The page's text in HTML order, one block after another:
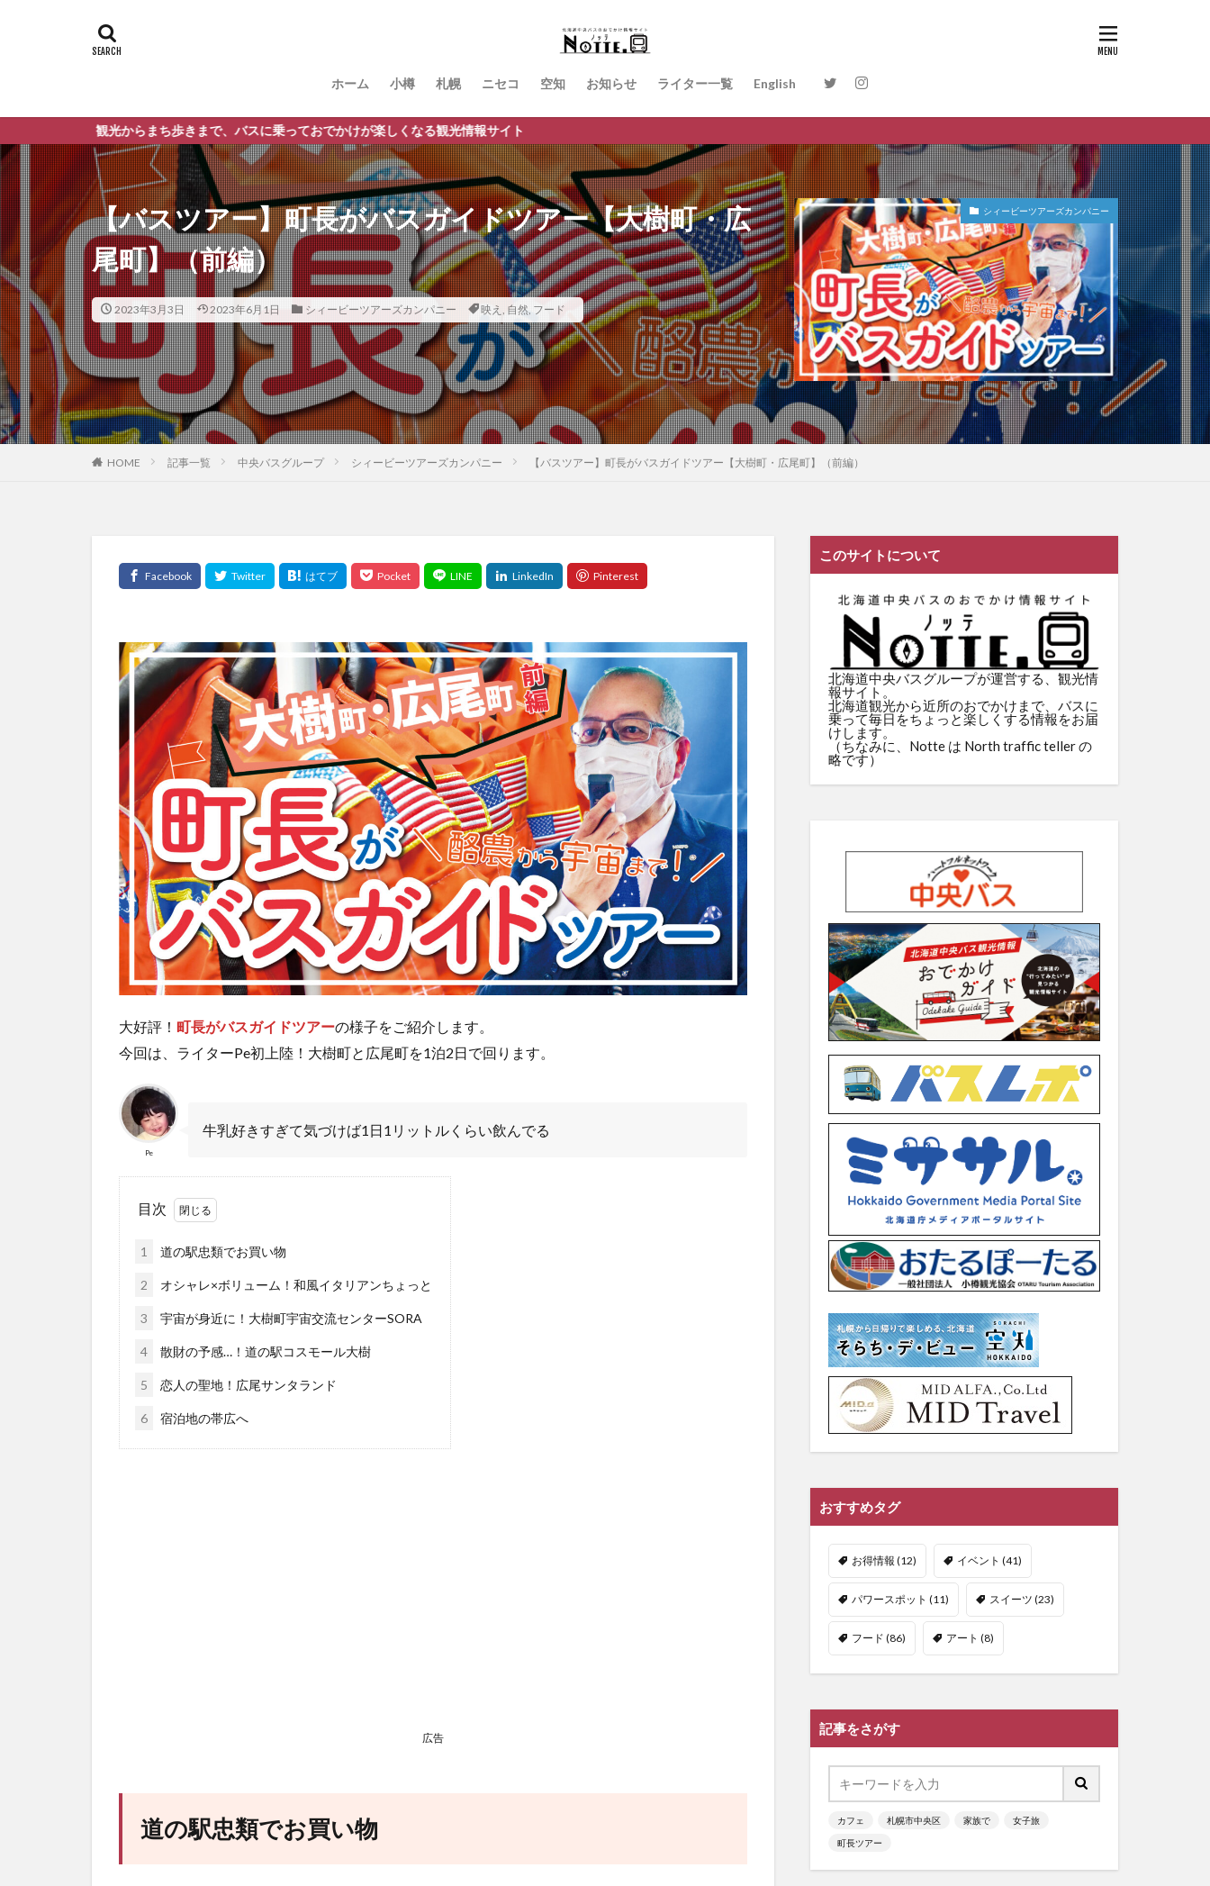
ホーム 小樽 札幌 ニセコ 空知 お知らせ ライター一覧 English
まち歩きまで、バスに乗っておでかけが楽しくなる観光情報サイト
【バスツアー】町長がバスガイドツアー【大樹町・広
尾町】（前編）
2023年3月3日 2023年6月1日 シィービーツアーズカンパニー 映え , 自然, フード
シィービーツアーズカンパニー
HOME 記事一覧 中央バスグループ シィービーツアーズカンパニー 【バスツアー】町長がバスガイドツアー【大樹町・広尾町】（前編）
大好評！ 町長がバスガイドツアーの様子をご紹介します。
今回は、ライターPe初上陸！大樹町と広尾町を1泊2日で回ります。
Pe
牛乳好きすぎて気づけば1日1リットルくらい飲んでる
目次
1 道の駅忠類でお買い物
2 オシャレ×ボリューム！和風イタリアンちょっと
3 宇宙が身近に！大樹町宇宙交流センターSORA
4 散財の予感…！道の駅コスモール大樹
5 恋人の聖地！広尾サンタランド
6 宿泊地の帯広へ
広告
道の駅忠類でお買い物
このサイトについて
北海道中央バスグループが運営する、観光情
報サイト。
北海道観光から近所のおでかけまで、バスに
乗って毎日をちょっと楽しくする情報をお届
けします。
（ちなみに、Notte は North traffic teller の
略です）
おすすめタグ
お得情報 (12) イベント (41)
パワースポット (11) スイーツ (23)
フード (86) アート (8)
記事をさがす
カフェ 札幌市中央区 家族で 女子旅
町長ツアー